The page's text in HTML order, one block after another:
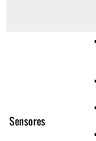
Sensores